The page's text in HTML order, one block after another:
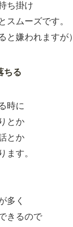
ち掛け
スムーズです。
と嫌われますが）
ちる
時に
とか
とか
ます。
多く
きるので